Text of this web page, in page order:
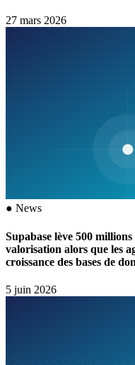
27 mars 2026
● News
Supabase lève 500
valorisation alors que les
croissance des bases de
5 juin 2026